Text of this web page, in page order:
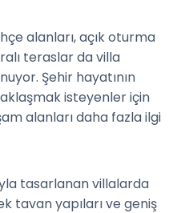
alanları, açık oturma
teraslar da villa
Şehir hayatının
isteyenler için
alanları daha fazla ilgi
tasarlanan villalarda
tavan yapıları ve geniş